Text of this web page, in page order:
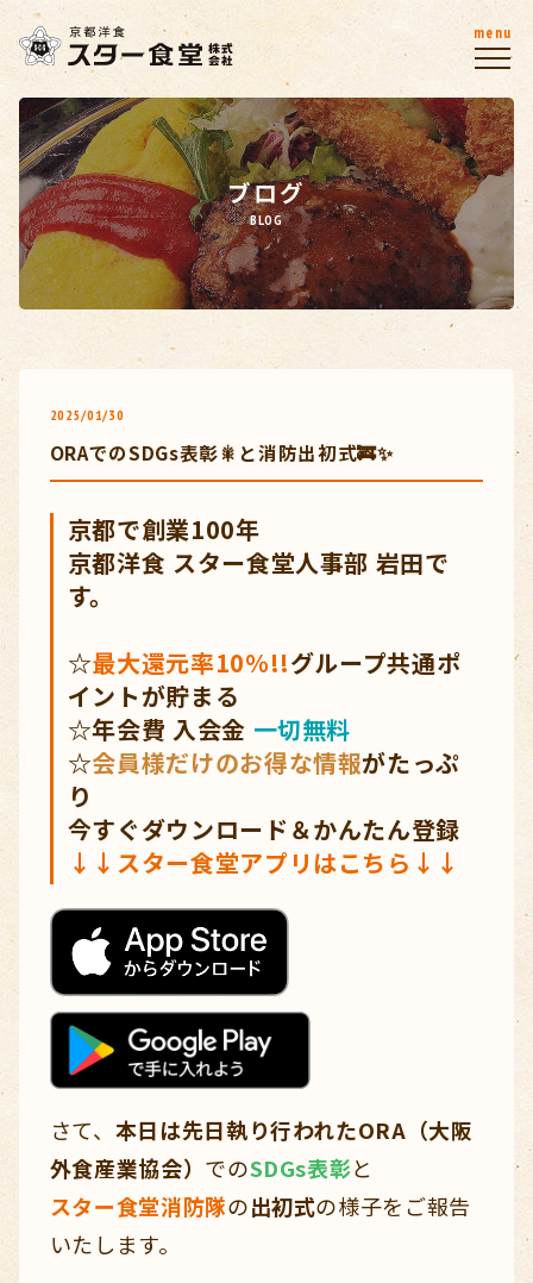
menu
ブログ
BLOG
2025/01/30
ORAでのSDGs表彰🎇と消防出初式🚒✨
京都で創業100年
京都洋食 スター食堂人事部 岩田で
す。
☆最大還元率10％!!グループ共通ポ
イントが貯まる
☆年会費 入会金 一切無料
☆会員様だけのお得な情報がたっぷ
り
今すぐダウンロード＆かんたん登録
↓↓ スター食堂アプリはこちら↓↓
さて、 本日は先日執り行われたORA（大阪
外食産業協会） でのSDGs表彰と
スター食堂消防隊の出初式の様子をご報告
いたします。